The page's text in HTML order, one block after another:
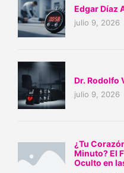
Edgar Díaz
julio 9, 2026
Dr. Rodolfo
julio 9, 2026
¿Tu
Minuto? El
Oculto en